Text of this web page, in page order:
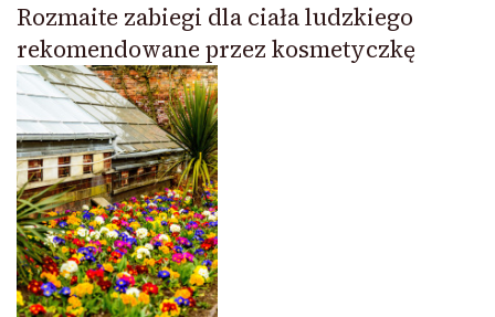
Rozmaite zabiegi dla ciała ludzkiego
rekomendowane przez kosmetyczkę